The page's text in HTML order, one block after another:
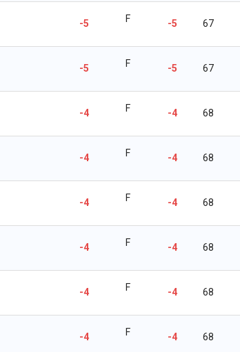
-5 F -5 67
-5 F -5 67
-4 F -4 68
-4 F -4 68
-4 F -4 68
-4 F -4 68
-4 F -4 68
-4 F -4 68